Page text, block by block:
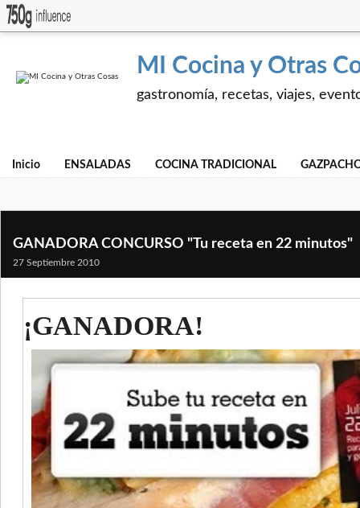
MI Cocina y Otras
gastronomía, recetas, viajes,
Inicio ENSALADAS COCINA TRADICIONAL
GANADORA CONCURSO "Tu receta en 22 minutos"
27 Septiembre 2010
¡GANADORA!